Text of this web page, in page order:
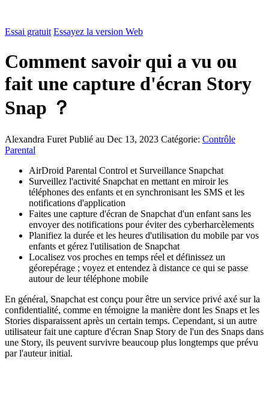
Essai gratuit Essayez la version Web
Comment savoir qui a vu ou
fait une capture d'écran Story
Snap ？
Alexandra Furet Publié au Dec 13, 2023 Catégorie: Contrôle
Parental
AirDroid Parental Control et Surveillance Snapchat
Surveillez l'activité Snapchat en mettant en miroir les
téléphones des enfants et en synchronisant les SMS et les
notifications d'application
Faites une capture d'écran de Snapchat d'un enfant sans les
envoyer des notifications pour éviter des cyberharcèlements
Planifiez la durée et les heures d'utilisation du mobile par vos
enfants et gérez l'utilisation de Snapchat
Localisez vos proches en temps réel et définissez un
géorepérage ; voyez et entendez à distance ce qui se passe
autour de leur téléphone mobile
En général, Snapchat est conçu pour être un service privé axé sur la
confidentialité, comme en témoigne la manière dont les Snaps et les
Stories disparaissent après un certain temps. Cependant, si un autre
utilisateur fait une capture d'écran Snap Story de l'un des Snaps dans
une Story, ils peuvent survivre beaucoup plus longtemps que prévu
par l'auteur initial.